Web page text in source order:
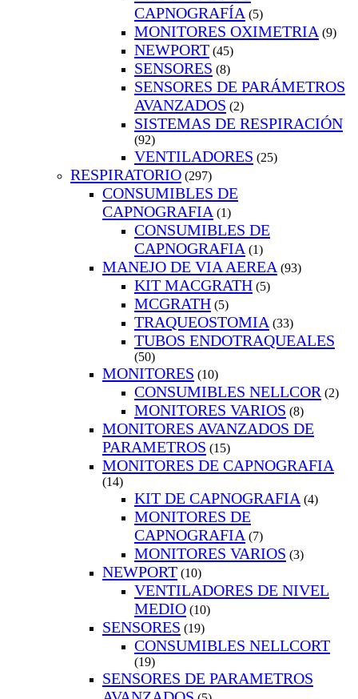
CAPNOGRAFÍA (5)
MONITORES OXIMETRIA (9)
NEWPORT (45)
SENSORES (8)
SENSORES DE PARÁMETROS
AVANZADOS (2)
SISTEMAS DE RESPIRACIÓN
(92)
VENTILADORES (25)
RESPIRATORIO (297)
CONSUMIBLES DE
CAPNOGRAFIA (1)
CONSUMIBLES DE
CAPNOGRAFIA (1)
MANEJO DE VIA AEREA (93)
KIT MACGRATH (5)
MCGRATH (5)
TRAQUEOSTOMIA (33)
TUBOS ENDOTRAQUEALES
(50)
MONITORES (10)
CONSUMIBLES NELLCOR (2)
MONITORES VARIOS (8)
MONITORES AVANZADOS DE
PARAMETROS (15)
MONITORES DE CAPNOGRAFIA
(14)
KIT DE CAPNOGRAFIA (4)
MONITORES DE
CAPNOGRAFIA (7)
MONITORES VARIOS (3)
NEWPORT (10)
VENTILADORES DE NIVEL
MEDIO (10)
SENSORES (19)
CONSUMIBLES NELLCORT
(19)
SENSORES DE PARAMETROS